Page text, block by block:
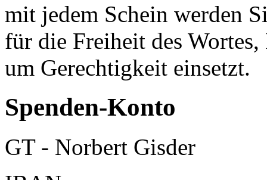
mit jedem Schein werden
für die Freiheit des
um Gerechtigkeit einsetzt.
Spenden-Konto
GT - Norbert Gisder